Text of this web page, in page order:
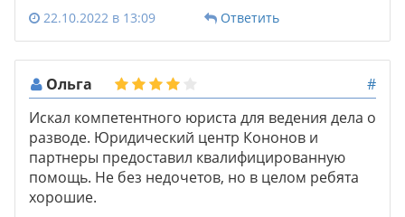
22.10.2022 в 13:09 Ответить
Ольга
#
Искал компетентного юриста для ведения дела о
разводе. Юридический центр Кононов и
партнеры предоставил квалифицированную
помощь. Не без недочетов, но в целом ребята
хорошие.